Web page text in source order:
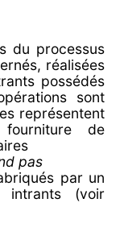
du processus
réalisées
possédés
sont
représentent
de
pas
par un
intrants (voir